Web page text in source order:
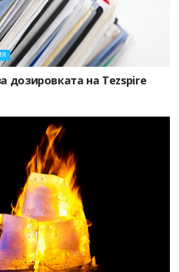
дозировката на Tezspire